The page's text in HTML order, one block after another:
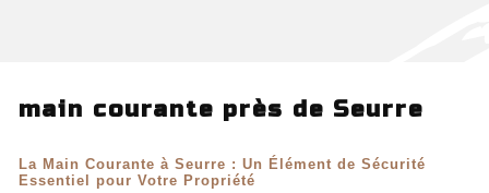
main courante près de Seurre
La Main Courante à Seurre : Un Élément de Sécurité
Essentiel pour Votre Propriété